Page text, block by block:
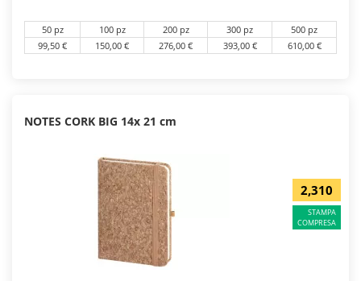
50 pz 100 pz 200 pz 300 pz
500 pz
99,50 €
150,00 € 276,00 € 393,00 € 610,00 €
NOTES CORK BIG 14x 21 cm
2,310
STAMPA
COMPRESA